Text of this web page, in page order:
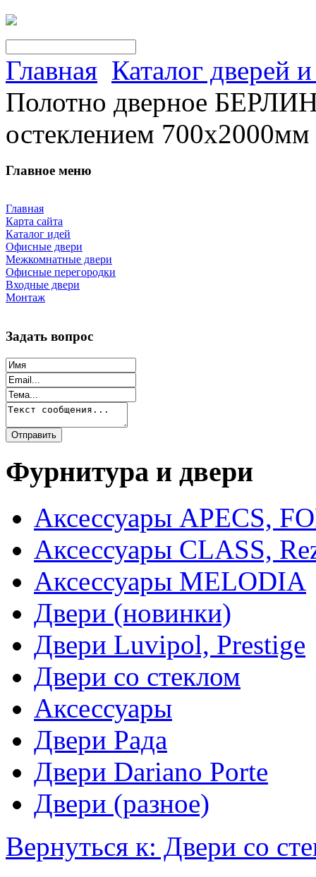
Главная Каталог дверей
Полотно дверное
остеклением 700х2000мм
Главное меню
Главная
Карта сайта
Каталог идей
Офисные двери
Межкомнатные двери
Офисные перегородки
Входные двери
Монтаж
Задать вопрос
Фурнитура и двери
Аксессуары APECS,
Аксессуары CLASS,
Аксессуары MELODIA
Двери (новинки)
Двери Luvipol, Prestige
Двери со стеклом
Аксессуары
Двери Рада
Двери Dariano Porte
Двери (разное)
Вернуться к: Двери со